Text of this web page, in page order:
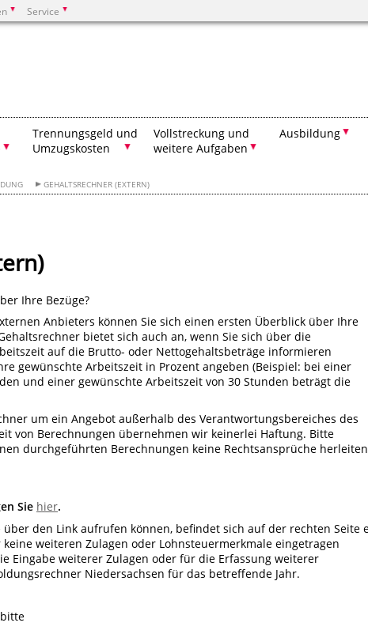
Service
Trennungsgeld und
Umzugskosten
Vollstreckung und
weitere Aufgaben
Ausbildung
GEHALTSRECHNER (EXTERN)
Ihre Bezüge?
Anbieters können Sie sich einen ersten Überblick über Ihre
bietet sich auch an, wenn Sie sich über die
auf die Brutto- oder Nettogehaltsbeträge informieren
gewünschte Arbeitszeit in Prozent angeben (Beispiel: bei einer
und einer gewünschte Arbeitszeit von 30 Stunden beträgt die
um ein Angebot außerhalb des Verantwortungsbereiches des
von Berechnungen übernehmen wir keinerlei Haftung. Bitte
durchgeführten Berechnungen keine Rechtsansprüche herleiten
Sie hier.
den Link aufrufen können, befindet sich auf der rechten Seite
weiteren Zulagen oder Lohnsteuermerkmale eingetragen
Eingabe weiterer Zulagen oder für die Erfassung weiterer
Niedersachsen für das betreffende Jahr.